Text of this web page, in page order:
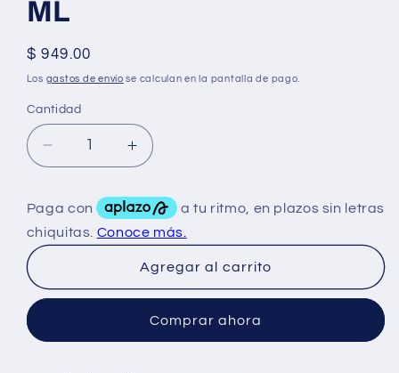
ML
Precio
habitual
$ 949.00
Los gastos de envío se calculan en la pantalla de pago.
Cantidad
Reducir
cantidad
Bull
Trenabull
75
10
Aumentar
cantidad
para
Bull
Trenabull
75
Mg
10
Agregar al carrito
Comprar ahora